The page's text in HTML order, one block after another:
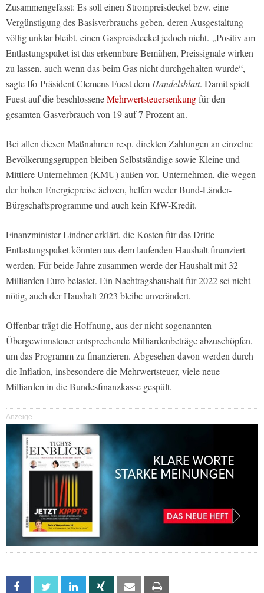
Zusammengefasst: Es soll einen Strompreisdeckel bzw. eine
Vergünstigung des Basisverbrauchs geben, deren Ausgestaltung
völlig unklar bleibt, einen Gaspreisdeckel jedoch nicht. „Positiv am
Entlastungspaket ist das erkennbare Bemühen, Preissignale wirken
zu lassen, auch wenn das beim Gas nicht durchgehalten wurde“,
sagte Ifo-Präsident Clemens Fuest demHandelsblatt. Damit spielt
Fuest auf die beschlosseneMehrwertsteuersenkungfür den
gesamten Gasverbrauch von 19 auf 7 Prozent an.
Bei allen diesen Maßnahmen resp. direkten Zahlungen an einzelne
Bevölkerungsgruppen bleiben Selbstständige sowie Kleine und
Mittlere Unternehmen (KMU) außen vor. Unternehmen, die wegen
der hohen Energiepreise ächzen, helfen weder Bund-Länder-
Bürgschaftsprogramme und auch kein KfW-Kredit.
Finanzminister Lindner erklärt, die Kosten für das Dritte
Entlastungspaket könnten aus dem laufenden Haushalt finanziert
werden. Für beide Jahre zusammen werde der Haushalt mit 32
Milliarden Euro belastet. Ein Nachtragshaushalt für 2022 sei nicht
nötig, auch der Haushalt 2023 bleibe unverändert.
Offenbar trägt die Hoffnung, aus der nicht sogenannten
Übergewinnsteuer entsprechende Milliardenbeträge abzuschöpfen,
um das Programm zu finanzieren. Abgesehen davon werden durch
die Inflation, insbesondere die Mehrwertsteuer, viele neue
Milliarden in die Bundesfinanzkasse gespült.
Anzeige
Facebook Twitter Linkedin Xing Email